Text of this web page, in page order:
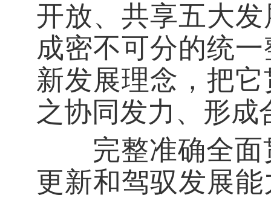
开放、共享五大
成密不可分的统
新发展理念，把
之协同发力、形
完整准确全面
更新和驾驭发展